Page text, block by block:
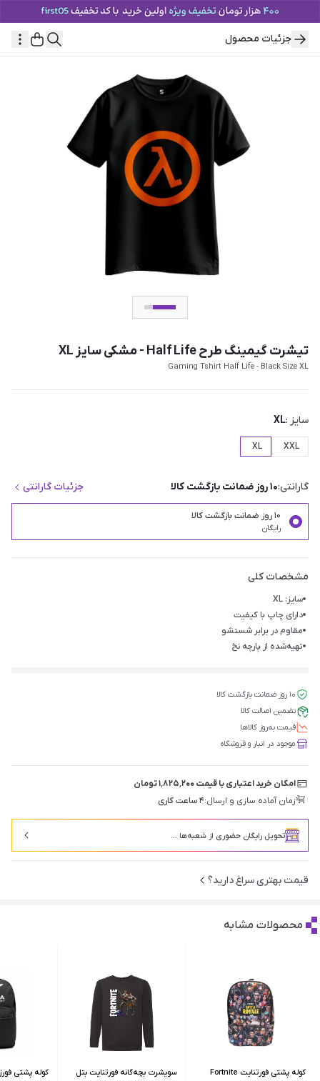
جزئیات محصول
تیشرت گیمینگ طرح Half Life - مشکی سایز XL
Gaming Tshirt Half Life - Black Size XL
سایز :XL
XXL
XL
گارانتی:۱۰ روز ضمانت بازگشت کالا جزئیات گارانتی
۱۰ روز ضمانت بازگشت کالا
رایگان
مشخصات کلی
سایز: XL
دارای چاپ با کیفیت
مقاوم در برابر شستشو
تهیه‌شده از پارچه نخ
۱۰ روز ضمانت بازگشت کالا
تضمین اصالت کالا
قیمت‌ به‌روز کالاها
موجود در انبار و فروشگاه
امکان خرید اعتباری با قیمت ۱٬۸۲۵٬۲۰۰ تومان
زمان آماده سازی و ارسال:۴ ساعت کاری
تحویل رایگان حضوری از شعبه‌ها ...
قیمت بهتری سراغ دارید؟
محصولات مشابه
کوله پشتی فورتنایت Fortnite
سویشرت بچه‌گانه فورتنایت بتل
کوله پشتی